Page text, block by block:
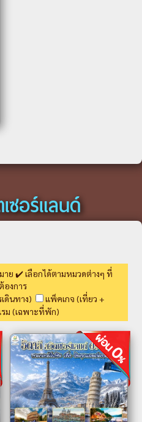
ซอร์แลนด์
ย ✔️ เลือกได้ตามหมวดต่างๆ ที่
องการ
ดินทาง)
แพ็คเกจ (เที่ยว +
รม (เฉพาะที่พัก)